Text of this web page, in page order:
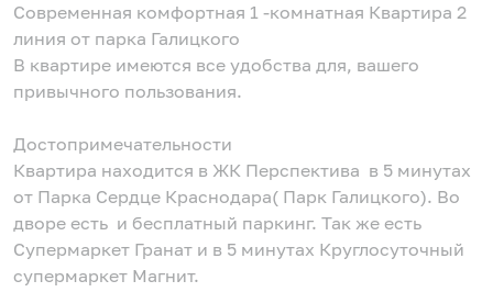
Современная комфортная 1 -комнатная Квартира 2
линия от парка Галицкого
В квартире имеются все удобства для, вашего
привычного пользования.
Достопримечательности
Квартира находится в ЖК Перспектива в 5 минутах
от Парка Сердце Краснодара( Парк Галицкого). Во
дворе есть и бесплатный паркинг. Так же есть
Супермаркет Гранат и в 5 минутах Круглосуточный
супермаркет Магнит.